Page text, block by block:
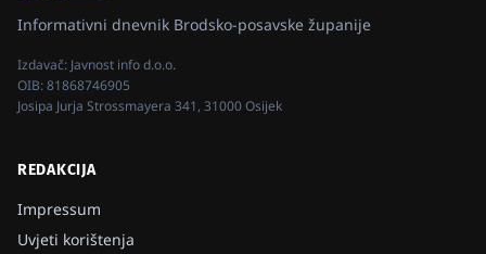
Informativni dnevnik Brodsko-posavske županije
Izdavač: Javnost info d.o.o.
OIB:81868746905
Josipa Jurja Strossmayera 341, 31000 Osijek
REDAKCIJA
Impressum
Uvjeti korištenja